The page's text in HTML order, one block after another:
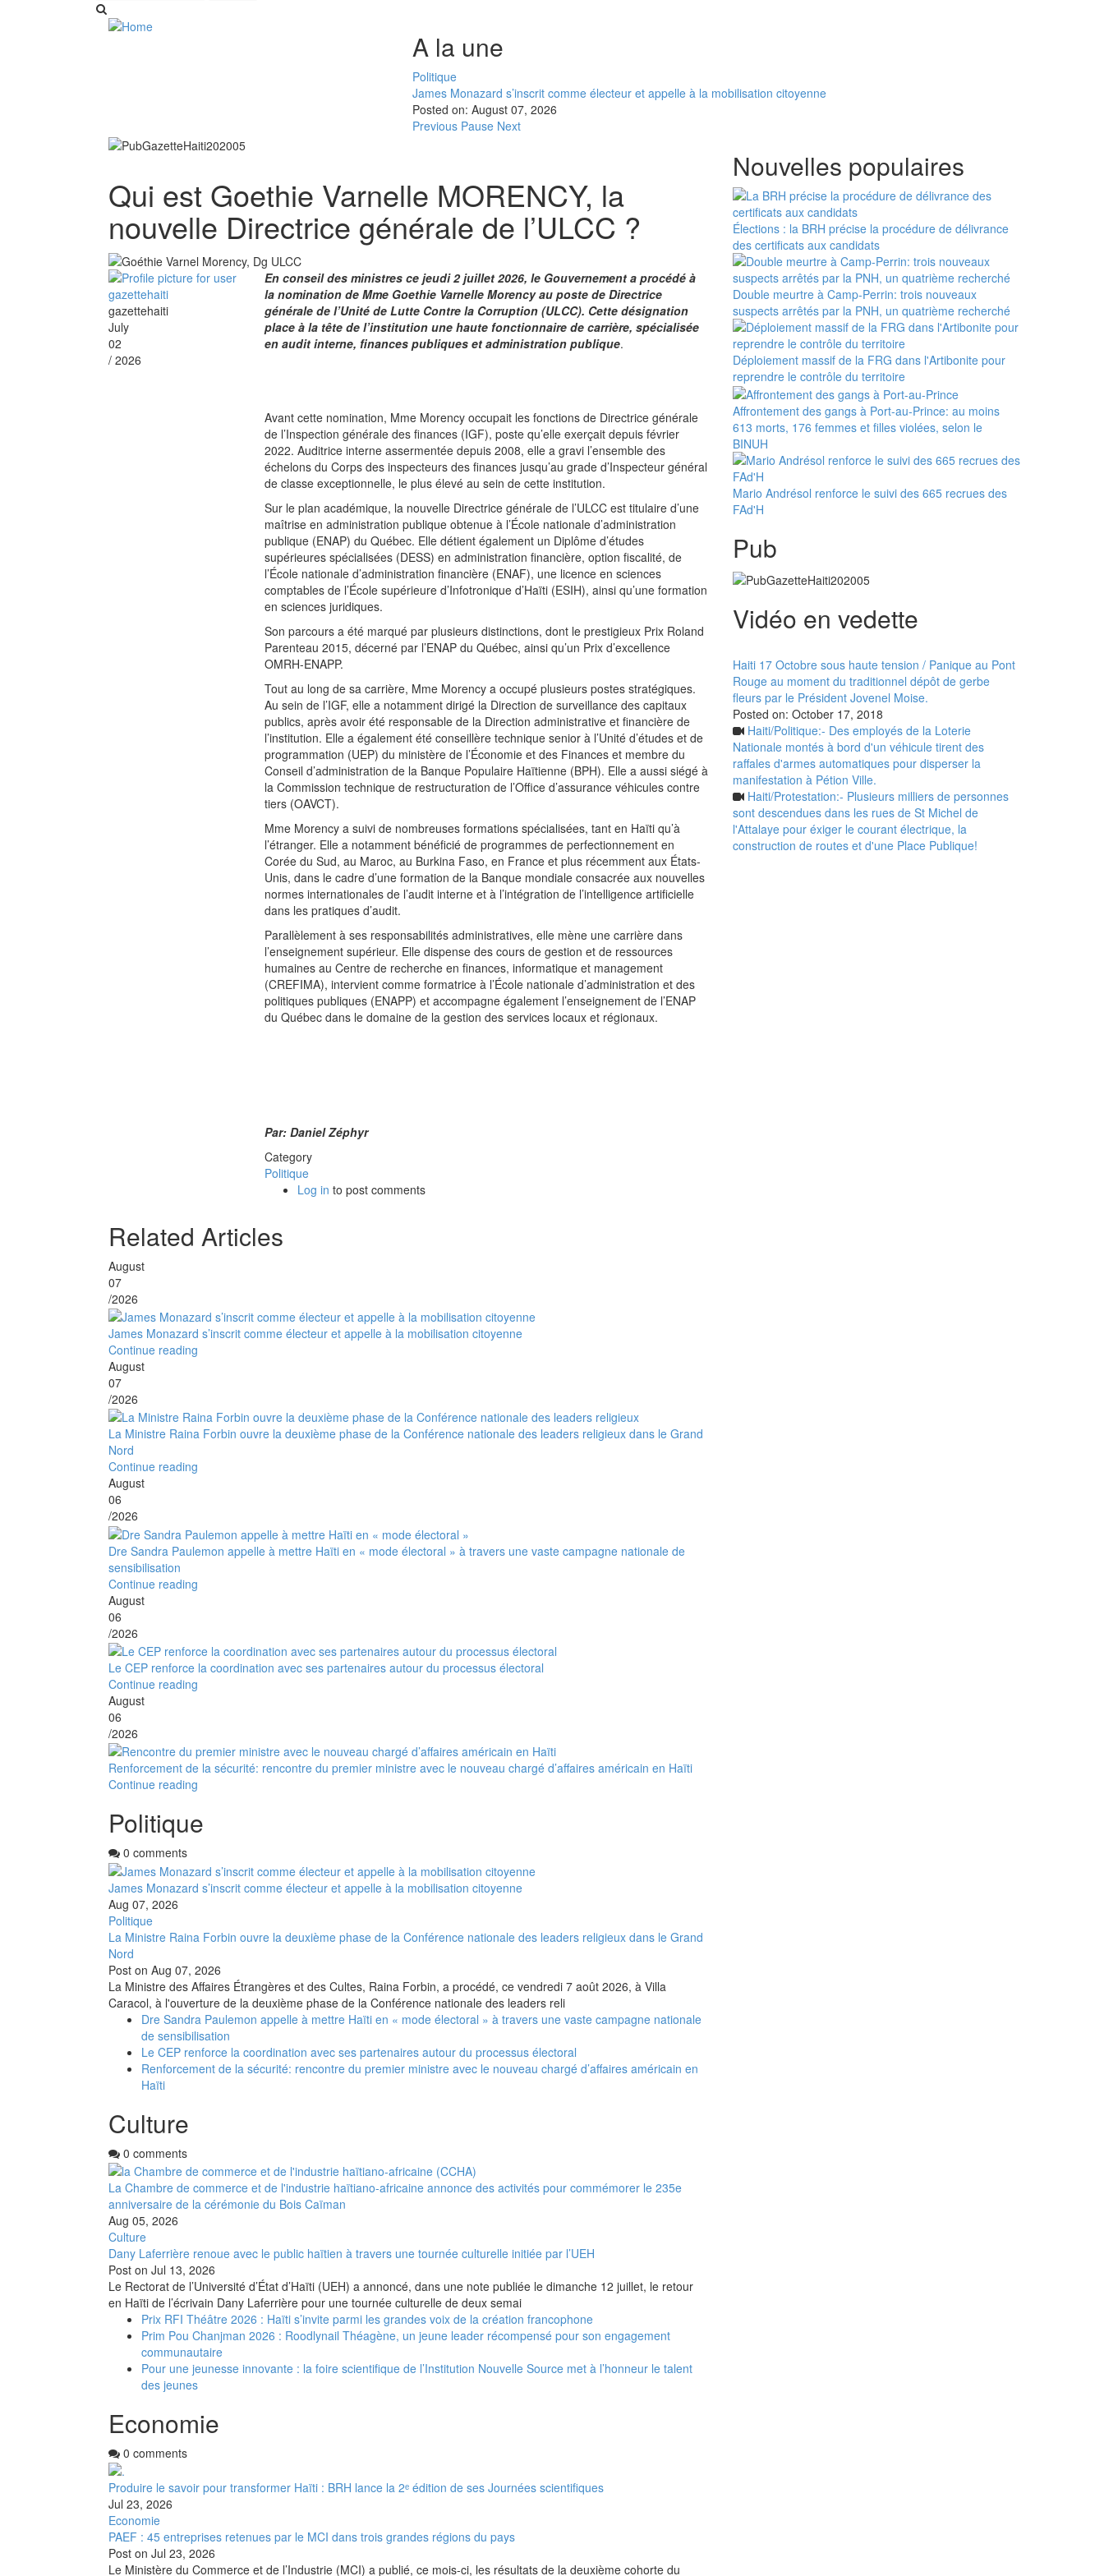
A la une
Politique
James Monazard s’inscrit comme électeur et appelle à la mobilisation citoyenne
Posted on: August 07, 2026
Previous Pause Next
Qui est Goethie Varnelle MORENCY, la
nouvelle Directrice générale de l’ULCC ?
gazettehaiti
July
02
/ 2026
En conseil des ministres ce jeudi 2 juillet 2026, le Gouvernement a procédé à
la nomination de Mme Goethie Varnelle Morency au poste de Directrice
générale de l’Unité de Lutte Contre la Corruption (ULCC). Cette désignation
place à la tête de l’institution une haute fonctionnaire de carrière, spécialisée
en audit interne, finances publiques et administration publique.
Avant cette nomination, Mme Morency occupait les fonctions de Directrice générale
de l’Inspection générale des finances (IGF), poste qu’elle exerçait depuis février
2022. Auditrice interne assermentée depuis 2008, elle a gravi l’ensemble des
échelons du Corps des inspecteurs des finances jusqu’au grade d’Inspecteur général
de classe exceptionnelle, le plus élevé au sein de cette institution.
Sur le plan académique, la nouvelle Directrice générale de l’ULCC est titulaire d’une
maîtrise en administration publique obtenue à l’École nationale d’administration
publique (ENAP) du Québec. Elle détient également un Diplôme d’études
supérieures spécialisées (DESS) en administration financière, option fiscalité, de
l’École nationale d’administration financière (ENAF), une licence en sciences
comptables de l’École supérieure d’Infotronique d’Haïti (ESIH), ainsi qu’une formation
en sciences juridiques.
Son parcours a été marqué par plusieurs distinctions, dont le prestigieux Prix Roland
Parenteau 2015, décerné par l’ENAP du Québec, ainsi qu’un Prix d’excellence
OMRH-ENAPP.
Tout au long de sa carrière, Mme Morency a occupé plusieurs postes stratégiques.
Au sein de l’IGF, elle a notamment dirigé la Direction de surveillance des capitaux
publics, après avoir été responsable de la Direction administrative et financière de
l’institution. Elle a également été conseillère technique senior à l’Unité d’études et de
programmation (UEP) du ministère de l’Économie et des Finances et membre du
Conseil d’administration de la Banque Populaire Haïtienne (BPH). Elle a aussi siégé à
la Commission technique de restructuration de l’Office d’assurance véhicules contre
tiers (OAVCT).
Mme Morency a suivi de nombreuses formations spécialisées, tant en Haïti qu’à
l’étranger. Elle a notamment bénéficié de programmes de perfectionnement en
Corée du Sud, au Maroc, au Burkina Faso, en France et plus récemment aux États-
Unis, dans le cadre d’une formation de la Banque mondiale consacrée aux nouvelles
normes internationales de l’audit interne et à l’intégration de l’intelligence artificielle
dans les pratiques d’audit.
Parallèlement à ses responsabilités administratives, elle mène une carrière dans
l’enseignement supérieur. Elle dispense des cours de gestion et de ressources
humaines au Centre de recherche en finances, informatique et management
(CREFIMA), intervient comme formatrice à l’École nationale d’administration et des
politiques publiques (ENAPP) et accompagne également l’enseignement de l’ENAP
du Québec dans le domaine de la gestion des services locaux et régionaux.
Par: Daniel Zéphyr
Category
Politique
Log in to post comments
Related Articles
August
07
/2026
James Monazard s’inscrit comme électeur et appelle à la mobilisation citoyenne
Continue reading
August
07
/2026
La Ministre Raina Forbin ouvre la deuxième phase de la Conférence nationale des leaders religieux dans le Grand
Nord
Continue reading
August
06
/2026
Dre Sandra Paulemon appelle à mettre Haïti en « mode électoral » à travers une vaste campagne nationale de
sensibilisation
Continue reading
August
06
/2026
Le CEP renforce la coordination avec ses partenaires autour du processus électoral
Continue reading
August
06
/2026
Renforcement de la sécurité: rencontre du premier ministre avec le nouveau chargé d’affaires américain en Haïti
Continue reading
Politique
0 comments
James Monazard s’inscrit comme électeur et appelle à la mobilisation citoyenne
Aug 07, 2026
Politique
La Ministre Raina Forbin ouvre la deuxième phase de la Conférence nationale des leaders religieux dans le Grand
Nord
Post on Aug 07, 2026
La Ministre des Affaires Étrangères et des Cultes, Raina Forbin, a procédé, ce vendredi 7 août 2026, à Villa
Caracol, à l'ouverture de la deuxième phase de la Conférence nationale des leaders reli
Dre Sandra Paulemon appelle à mettre Haïti en « mode électoral » à travers une vaste campagne nationale
de sensibilisation
Le CEP renforce la coordination avec ses partenaires autour du processus électoral
Renforcement de la sécurité: rencontre du premier ministre avec le nouveau chargé d’affaires américain en
Haïti
Culture
0 comments
La Chambre de commerce et de l'industrie haïtiano-africaine annonce des activités pour commémorer le 235e
anniversaire de la cérémonie du Bois Caïman
Aug 05, 2026
Culture
Dany Laferrière renoue avec le public haïtien à travers une tournée culturelle initiée par l’UEH
Post on Jul 13, 2026
Le Rectorat de l’Université d’État d’Haïti (UEH) a annoncé, dans une note publiée le dimanche 12 juillet, le retour
en Haïti de l’écrivain Dany Laferrière pour une tournée culturelle de deux semai
Prix RFI Théâtre 2026 : Haïti s’invite parmi les grandes voix de la création francophone
Prim Pou Chanjman 2026 : Roodlynail Théagène, un jeune leader récompensé pour son engagement
communautaire
Pour une jeunesse innovante : la foire scientifique de l’Institution Nouvelle Source met à l’honneur le talent
des jeunes
Economie
0 comments
Produire le savoir pour transformer Haïti : BRH lance la 2ᵉ édition de ses Journées scientifiques
Jul 23, 2026
Economie
PAEF : 45 entreprises retenues par le MCI dans trois grandes régions du pays
Post on Jul 23, 2026
Le Ministère du Commerce et de l’Industrie (MCI) a publié, ce mois-ci, les résultats de la deuxième cohorte du
Nouvelles populaires
Élections : la BRH précise la procédure de délivrance
des certificats aux candidats
Double meurtre à Camp-Perrin: trois nouveaux
suspects arrêtés par la PNH, un quatrième recherché
Déploiement massif de la FRG dans l'Artibonite pour
reprendre le contrôle du territoire
Affrontement des gangs à Port-au-Prince: au moins
613 morts, 176 femmes et filles violées, selon le
BINUH
Mario Andrésol renforce le suivi des 665 recrues des
FAd'H
Pub
Vidéo en vedette
Haiti 17 Octobre sous haute tension / Panique au Pont
Rouge au moment du traditionnel dépôt de gerbe
fleurs par le Président Jovenel Moise.
Posted on: October 17, 2018
Haiti/Politique:- Des employés de la Loterie
Nationale montés à bord d'un véhicule tirent des
raffales d'armes automatiques pour disperser la
manifestation à Pétion Ville.
Haiti/Protestation:- Plusieurs milliers de personnes
sont descendues dans les rues de St Michel de
l'Attalaye pour éxiger le courant électrique, la
construction de routes et d'une Place Publique!